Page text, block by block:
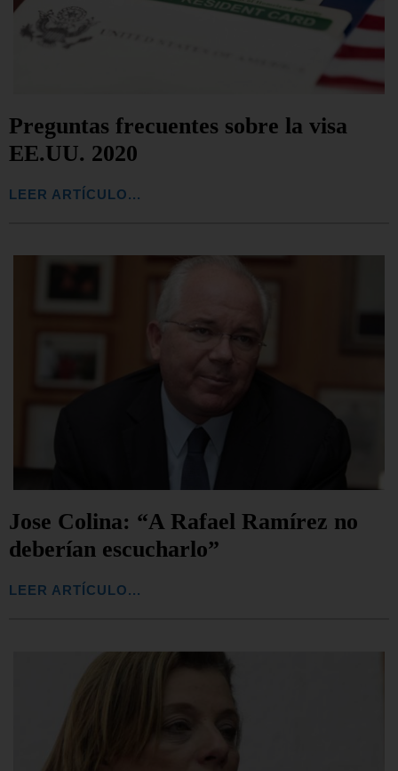
Preguntas frecuentes sobre la visa
EE.UU. 2020
LEER ARTÍCULO...
Jose Colina: “A Rafael Ramírez no
deberían escucharlo”
LEER ARTÍCULO...